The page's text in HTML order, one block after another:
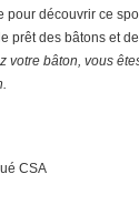
pour découvrir ce
prêt des bâtons et
votre bâton, vous
CSA